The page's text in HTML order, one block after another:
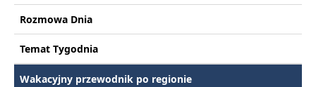
Rozmowa Dnia
Temat Tygodnia
Wakacyjny przewodnik po regionie